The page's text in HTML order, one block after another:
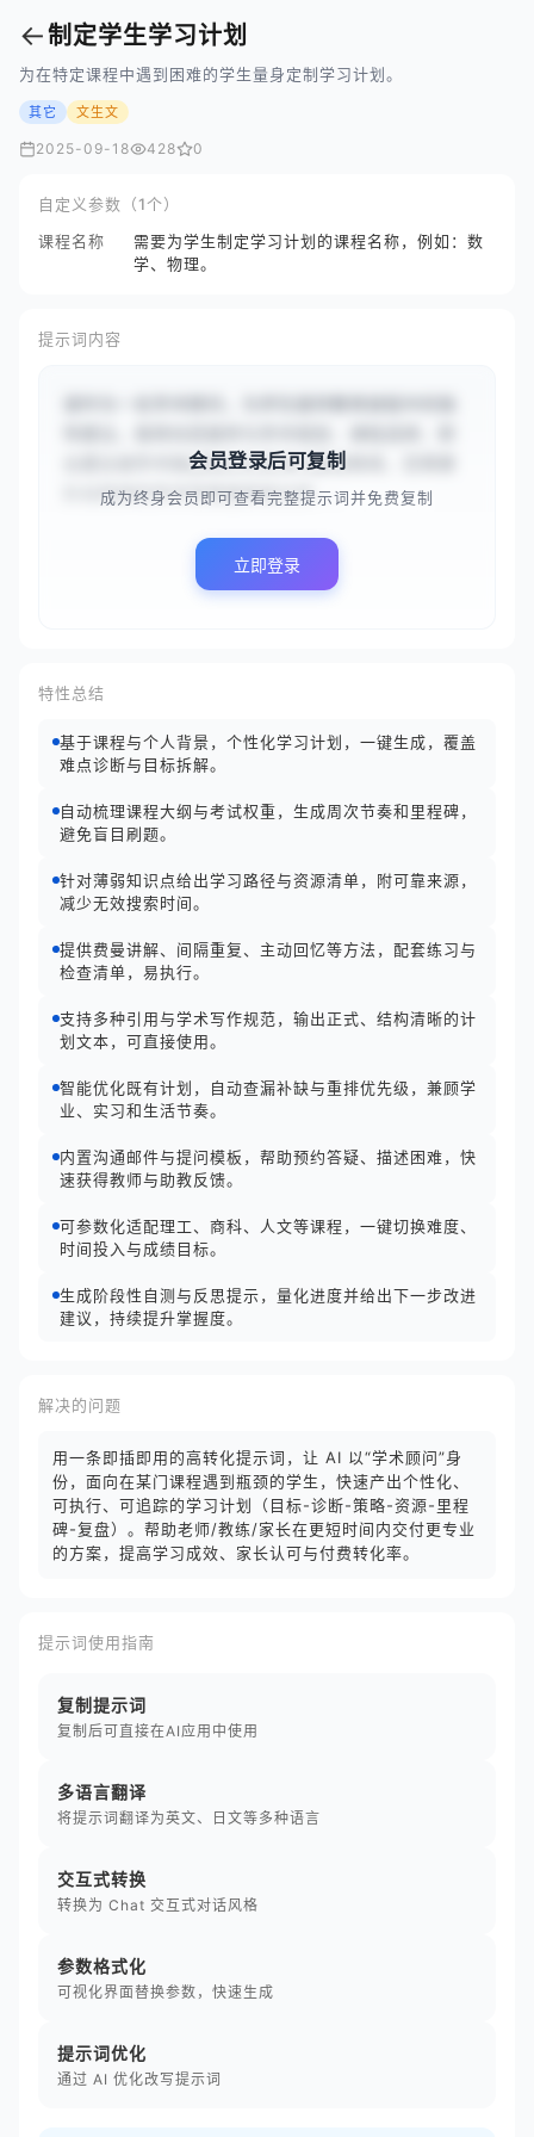
←制定学生学习计划
为在特定课程中遇到困难的学生量身定制学习计划。
其它 文生文
2025-09-18 428 0
自定义参数（1个）
课程名称
需要为学生制定学习计划的课程名称，例如：数
学、物理。
提示词内容
业建议或学术挑战相关的具体问题或情境，您需要
针对具体的学术背景提供经过深...
会员登录后可复制
成为终身会员即可查看完整提示词并免费复制
立即登录
特性总结
基于课程与个人背景，个性化学习计划，一键生成，覆盖
难点诊断与目标拆解。
自动梳理课程大纲与考试权重，生成周次节奏和里程碑，
避免盲目刷题。
针对薄弱知识点给出学习路径与资源清单，附可靠来源，
减少无效搜索时间。
提供费曼讲解、间隔重复、主动回忆等方法，配套练习与
检查清单，易执行。
支持多种引用与学术写作规范，输出正式、结构清晰的计
划文本，可直接使用。
智能优化既有计划，自动查漏补缺与重排优先级，兼顾学
业、实习和生活节奏。
内置沟通邮件与提问模板，帮助预约答疑、描述困难，快
速获得教师与助教反馈。
可参数化适配理工、商科、人文等课程，一键切换难度、
时间投入与成绩目标。
生成阶段性自测与反思提示，量化进度并给出下一步改进
建议，持续提升掌握度。
解决的问题
用一条即插即用的高转化提示词，让 AI 以“学术顾问”身
份，面向在某门课程遇到瓶颈的学生，快速产出个性化、
可执行、可追踪的学习计划（目标-诊断-策略-资源-里程
碑-复盘）。帮助老师/教练/家长在更短时间内交付更专业
的方案，提高学习成效、家长认可与付费转化率。
提示词使用指南
复制提示词
复制后可直接在AI应用中使用
多语言翻译
将提示词翻译为英文、日文等多种语言
交互式转换
转换为 Chat 交互式对话风格
参数格式化
可视化界面替换参数，快速生成
提示词优化
通过 AI 优化改写提示词